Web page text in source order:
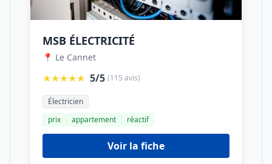
MSB ÉLECTRICITÉ
📍 Le Cannet
★★★★★ 5/5 (115 avis)
Électricien
prix
appartement réactif
Voir la fiche